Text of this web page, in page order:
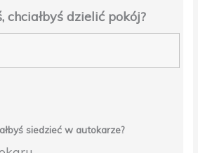
chciałbyś dzielić pokój?
siedzieć w autokarze?